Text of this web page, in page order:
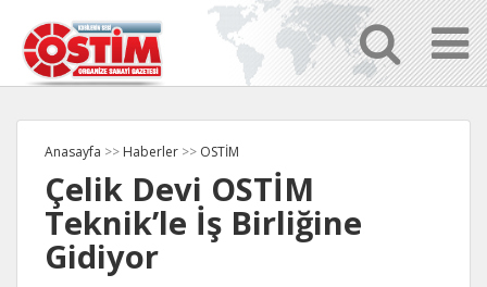
Anasayfa >> Haberler >> OSTİM
Çelik Devi OSTİM
Teknik’le İş Birliğine
Gidiyor